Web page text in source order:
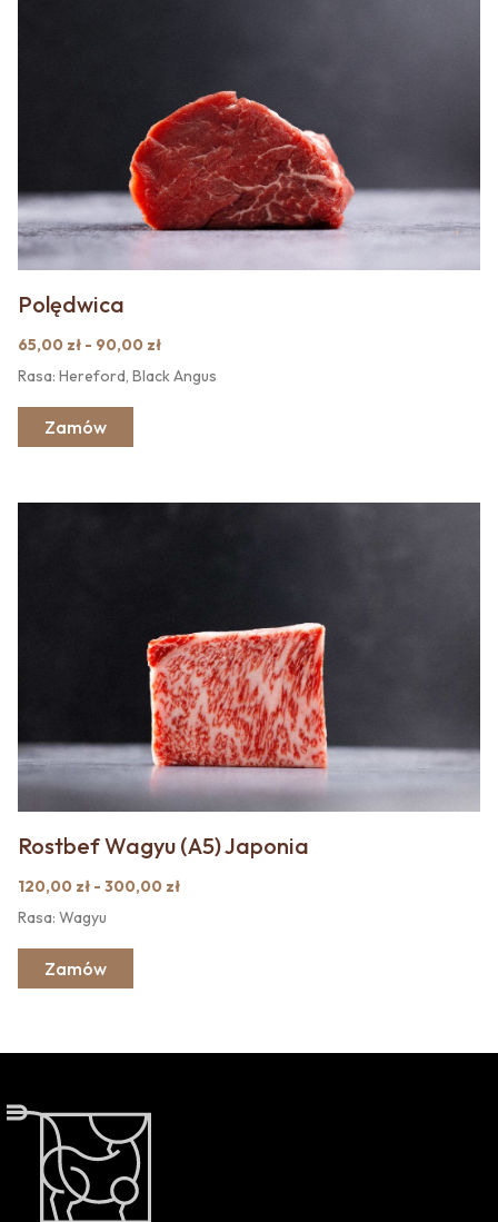
Polędwica
65,00 zł - 90,00 zł
Rasa: Hereford, Black Angus
Zamów
Rostbef Wagyu (A5) Japonia
120,00 zł - 300,00 zł
Rasa: Wagyu
Zamów